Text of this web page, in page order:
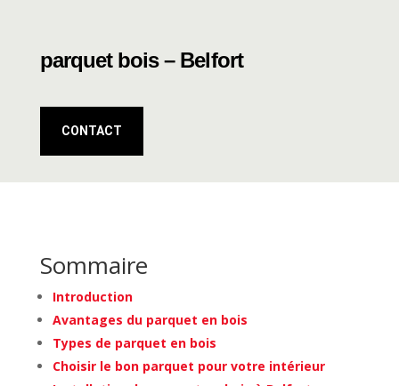
parquet bois – Belfort
CONTACT
Sommaire
Introduction
Avantages du parquet en bois
Types de parquet en bois
Choisir le bon parquet pour votre intérieur